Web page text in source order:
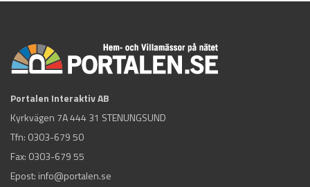
Portalen Interaktiv AB
Kyrkvägen 7A 444 31 STENUNGSUND
Tfn: 0303-679 50
Fax: 0303-679 55
Epost: info@portalen.se